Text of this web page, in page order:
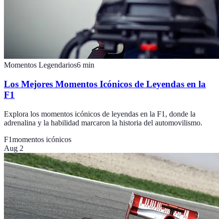
Momentos Legendarios6 min
Los Mejores Momentos Icónicos de Leyendas en la
F1
Explora los momentos icónicos de leyendas en la F1, donde la
adrenalina y la habilidad marcaron la historia del automovilismo.
F1momentos icónicos
Aug 2